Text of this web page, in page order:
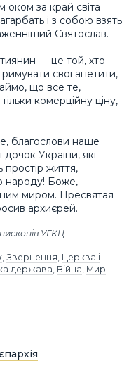
оком за край світа
і з собою взять
Святослав.
— це той, хто
свої апетити,
що все те,
комерційну ціну,
благослови наше
дочок України, які
простір життя,
народу! Боже,
миром. Пресвятая
архиєрей.
УГКЦ
, Звернення, Церква і
держава, Війна, Мир